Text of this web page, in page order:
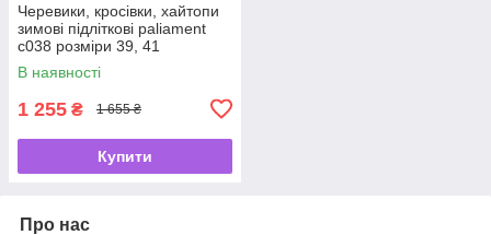
Черевики, кросівки, хайтопи
зимові підліткові paliament
c038 розміри 39, 41
В наявності
1 255 ₴ 1 655 ₴
Купити
Про нас